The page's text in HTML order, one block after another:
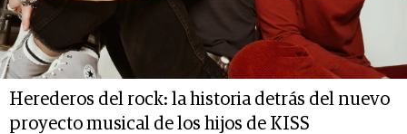
Herederos del rock: la historia detrás del nuevo
proyecto musical de los hijos de KISS